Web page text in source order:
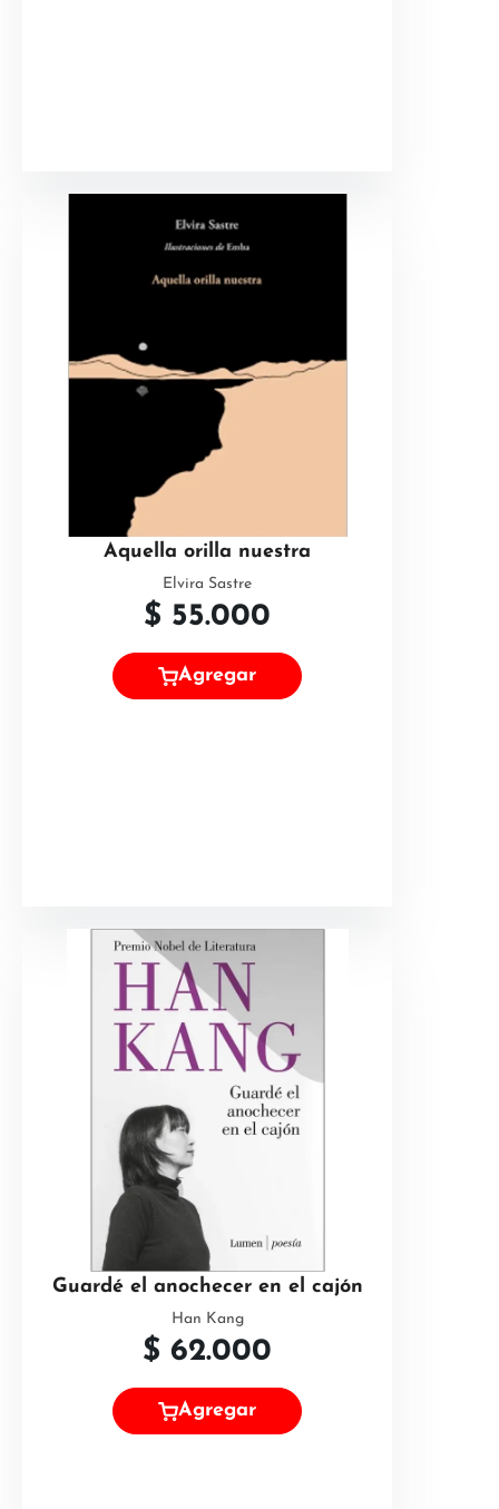
Aquella orilla nuestra
Elvira Sastre
$ 55.000
Agregar
Guardé el anochecer en el cajón
Han Kang
$ 62.000
Agregar